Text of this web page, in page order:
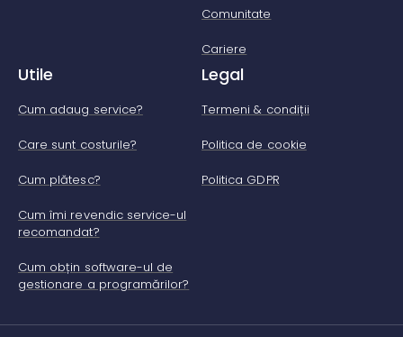
Comunitate
Cariere
Utile
Cum adaug service?
Care sunt costurile?
Cum plătesc?
Cum îmi revendic service-ul
recomandat?
Cum obțin software-ul de
gestionare a programărilor?
Legal
Termeni & condiții
Politica de cookie
Politica GDPR